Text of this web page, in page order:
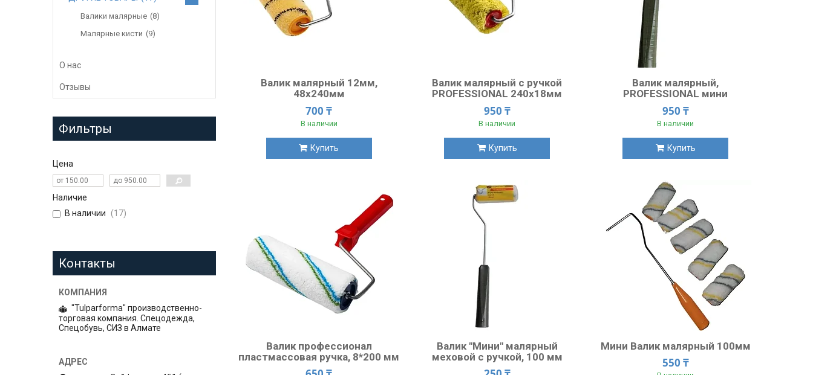
Валик малярный 12мм,
48x240мм
700 ₸
В наличии
Купить
Валик малярный с ручкой
PROFESSIONAL 240х18мм
950 ₸
В наличии
Купить
Валик малярный,
PROFESSIONAL мини
950 ₸
В наличии
Купить
Валик профессионал
пластмассовая ручка, 8*200 мм
Валик "Мини" малярный
меховой с ручкой, 100 мм
Мини Валик малярный 100мм
550 ₸
Валики малярные
8
Малярные кисти
9
О нас
Отзывы
Фильтры
Цена
Наличие
В наличии
17
Контакты
"Tulparforma" производственно-
торговая компания. Спецодежда,
Спецобувь, СИЗ в Алмате